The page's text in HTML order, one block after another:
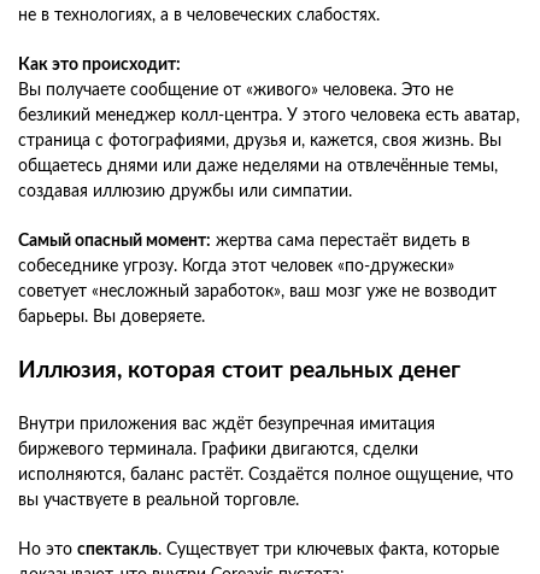
не в технологиях, а в человеческих слабостях.
Как это происходит:
Вы получаете сообщение от «живого» человека. Это не
безликий менеджер колл-центра. У этого человека есть аватар,
страница с фотографиями, друзья и, кажется, своя жизнь. Вы
общаетесь днями или даже неделями на отвлечённые темы,
создавая иллюзию дружбы или симпатии.
Самый опасный момент: жертва сама перестаёт видеть в
собеседнике угрозу. Когда этот человек «по-дружески»
советует «несложный заработок», ваш мозг уже не возводит
барьеры. Вы доверяете.
Иллюзия, которая стоит реальных денег
Внутри приложения вас ждёт безупречная имитация
биржевого терминала. Графики двигаются, сделки
исполняются, баланс растёт. Создаётся полное ощущение, что
вы участвуете в реальной торговле.
Но это спектакль. Существует три ключевых факта, которые